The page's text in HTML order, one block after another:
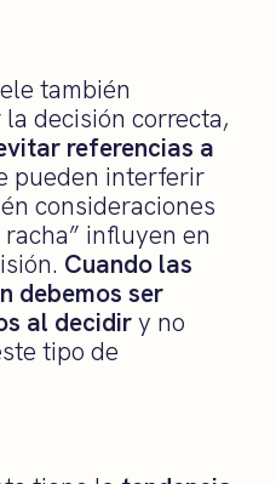
también
decisión correcta,
referencias a
pueden interferir
consideraciones
influyen en
Cuando las
debemos ser
al decidiry no
tipo de